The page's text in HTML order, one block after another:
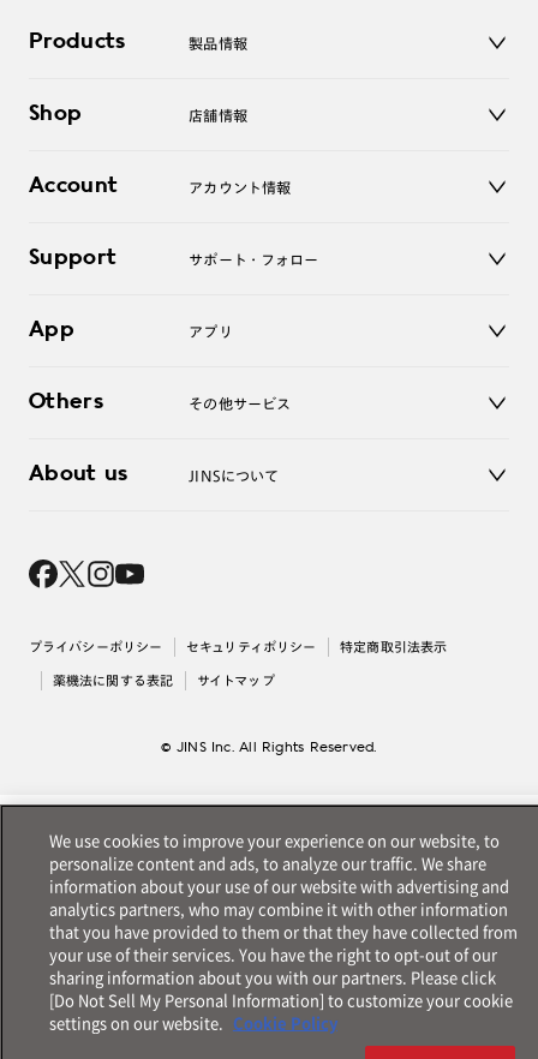
Products 製品情報
サングラス
コンタクトレンズ
アクセサリー
Shop 店舗情報
オンラインショップ
Account アカウント情報
ログアウト
Support サポート・フォロー
よくあるご質問
お問い合わせ
App アプリ
Others その他サービス
レンズ交換
About us JINSについて
採用情報
出店について
プライバシーポリシー セキュリティポリシー 特定商取引法表示
薬機法に関する表記 サイトマップ
© JINS Inc. All Rights Reserved.
We use cookies to improve your experience on our website, to
personalize content and ads, to analyze our traffic. We share
information about your use of our website with advertising and
analytics partners, who may combine it with other information
that you have provided to them or that they have collected from
your use of their services. You have the right to opt-out of our
sharing information about you with our partners. Please click
[Do Not Sell My Personal Information] to customize your cookie
settings on our website. Cookie Policy